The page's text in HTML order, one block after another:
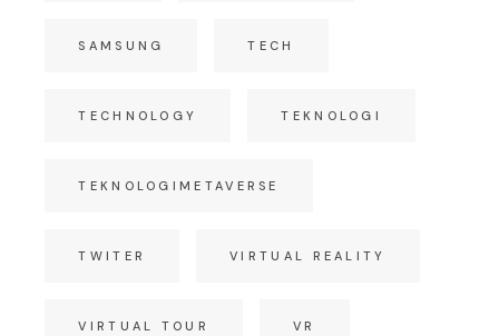
SAMSUNG TECH
TECHNOLOGY TEKNOLOGI
TEKNOLOGIMETAVERSE
TWITER VIRTUAL REALITY
VIRTUAL TOUR VR